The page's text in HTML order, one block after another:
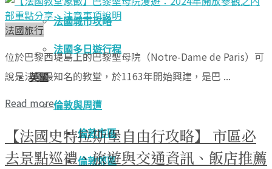
法國城市攻略
法國多日遊行程
英國
倫敦與周遭
倫敦市區
倫敦郊區
法國旅行
位於巴黎西堤島上的巴黎聖母院（Notre-Dame de Paris）可
說是法國最知名的教堂，於1163年開始興建，是巴 ...
Read more
【法國史特拉斯堡自由行攻略】 市區必
去景點巡禮、旅遊與交通資訊、飯店推薦